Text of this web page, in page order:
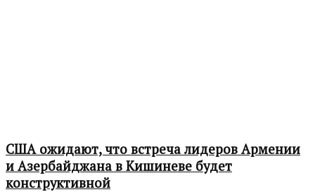
США ожидают, что встреча лидеров Армении
и Азербайджана в Кишиневе будет
конструктивной